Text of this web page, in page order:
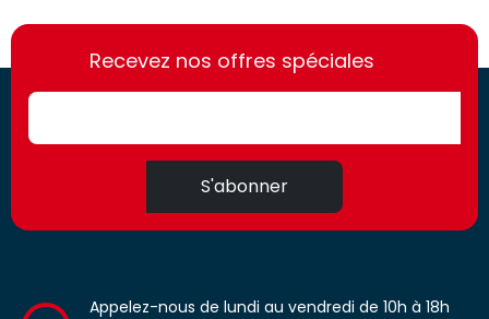
https://france-
access.fr
https://france-
access.fr
Recevez nos offres spéciales
S'abonner
Appelez-nous de lundi au vendredi de 10h à 18h